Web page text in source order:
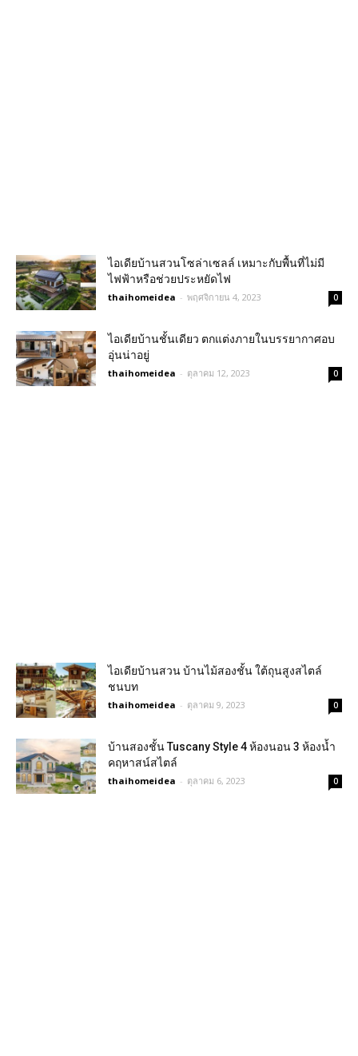
ไอเดียบ้านสวนโซล่าเซลล์ เหมาะกับพื้นที่ไม่มี
ไฟฟ้าหรือช่วยประหยัดไฟ
thaihomeidea - พฤศจิกายน 4, 2023 0
ไอเดียบ้านชั้นเดียว ตกแต่งภายในบรรยากาศอบ
อุ่นน่าอยู่
thaihomeidea - ตุลาคม 12, 2023 0
ไอเดียบ้านสวน บ้านไม้สองชั้น ใต้ถุนสูงสไตล์
ชนบท
thaihomeidea - ตุลาคม 9, 2023 0
บ้านสองชั้น Tuscany Style 4 ห้องนอน 3 ห้องน้ำ
คฤหาสน์สไตล์
thaihomeidea - ตุลาคม 6, 2023 0